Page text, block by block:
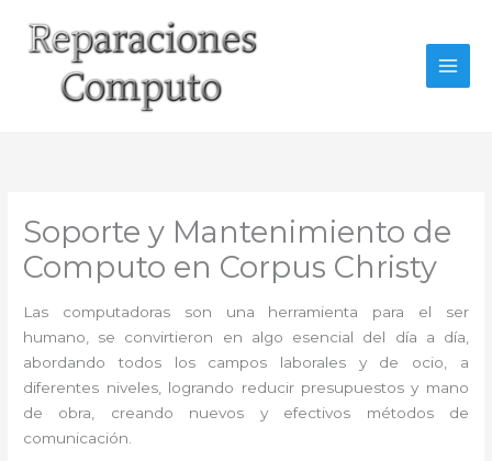
contenido
Soporte y Mantenimiento de
Computo en Corpus Christy
Las computadoras son una herramienta para el ser
humano, se convirtieron en algo esencial del día a día,
abordando todos los campos laborales y de ocio, a
diferentes niveles, logrando reducir presupuestos y mano
de obra, creando nuevos y efectivos métodos de
comunicación.